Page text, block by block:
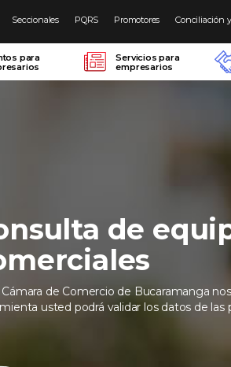
Seccionales PQRS Promotores Conciliación
para
Servicios para
empresarios
de
Cámara de Comercio de Bucaramanga
usted podrá validar los datos de las